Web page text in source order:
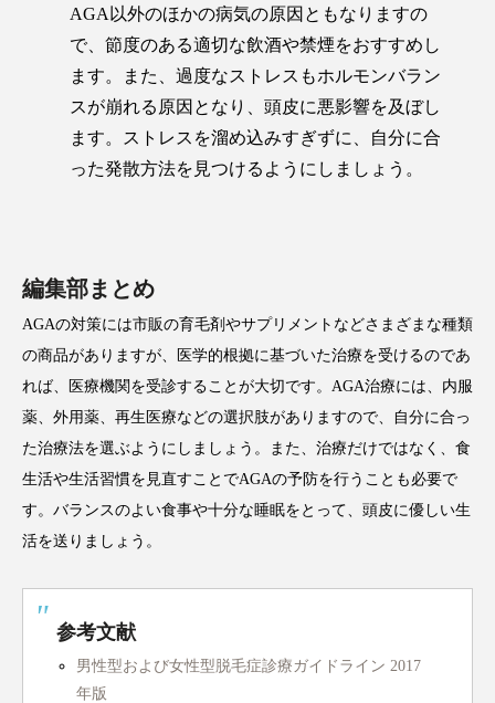
AGA以外のほかの病気の原因ともなりますの
で、節度のある適切な飲酒や禁煙をおすすめし
ます。また、過度なストレスもホルモンバラン
スが崩れる原因となり、頭皮に悪影響を及ぼし
ます。ストレスを溜め込みすぎずに、自分に合
った発散方法を見つけるようにしましょう。
編集部まとめ
AGAの対策には市販の育毛剤やサプリメントなどさまざまな種類
の商品がありますが、医学的根拠に基づいた治療を受けるのであ
れば、医療機関を受診することが大切です。AGA治療には、内服
薬、外用薬、再生医療などの選択肢がありますので、自分に合っ
た治療法を選ぶようにしましょう。また、治療だけではなく、食
生活や生活習慣を見直すことでAGAの予防を行うことも必要で
す。バランスのよい食事や十分な睡眠をとって、頭皮に優しい生
活を送りましょう。
参考文献
男性型および女性型脱毛症診療ガイドライン 2017
年版